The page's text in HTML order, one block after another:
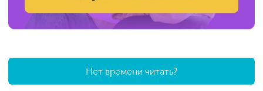
Нет времени читать?